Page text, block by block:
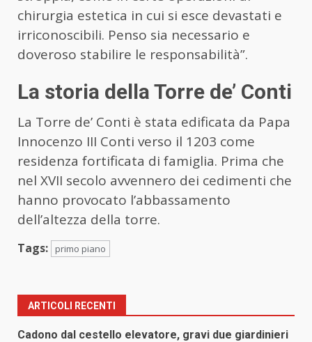
chirurgia estetica in cui si esce devastati e
irriconoscibili. Penso sia necessario e
doveroso stabilire le responsabilità”.
La storia della Torre de’ Conti
La Torre de’ Conti è stata edificata da Papa
Innocenzo III Conti verso il 1203 come
residenza fortificata di famiglia. Prima che
nel XVII secolo avvennero dei cedimenti che
hanno provocato l’abbassamento
dell’altezza della torre.
Tags: primo piano
ARTICOLI RECENTI
Cadono dal cestello elevatore, gravi due giardinieri